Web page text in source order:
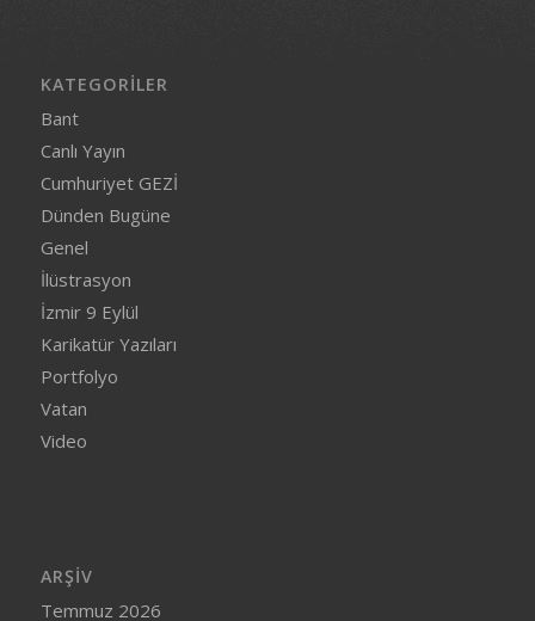
KATEGORILER
Bant
Canlı Yayın
Cumhuriyet GEZİ
Dünden Bugüne
Genel
İlüstrasyon
İzmir 9 Eylül
Karikatür Yazıları
Portfolyo
Vatan
Video
ARŞIV
Temmuz 2026